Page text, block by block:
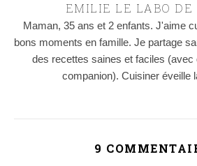
EMILIE LE LABO DE
Maman, 35 ans et 2 enfants. J'aime
bons moments en famille. Je partage
des recettes saines et faciles (avec
companion). Cuisiner éveille
9